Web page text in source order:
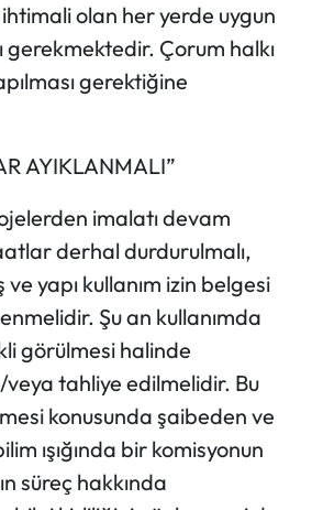
olan her yerde uygun
gerekmektedir. Çorum halkı
gerektiğine
AYIKLANMALI”
imalatı devam
derhal durdurulmalı,
ve yapı kullanım izin belgesi
Şu an kullanımda
görülmesi halinde
tahliye edilmelidir. Bu
konusunda şaibeden ve
ışığında bir komisyonun
süreç hakkında